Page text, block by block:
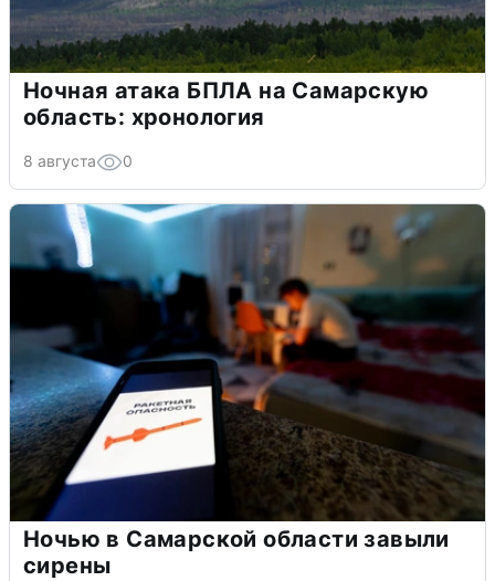
Ночная атака БПЛА на Самарскую
область: хронология
8 августа 0
Ночью в Самарской области завыли
сирены